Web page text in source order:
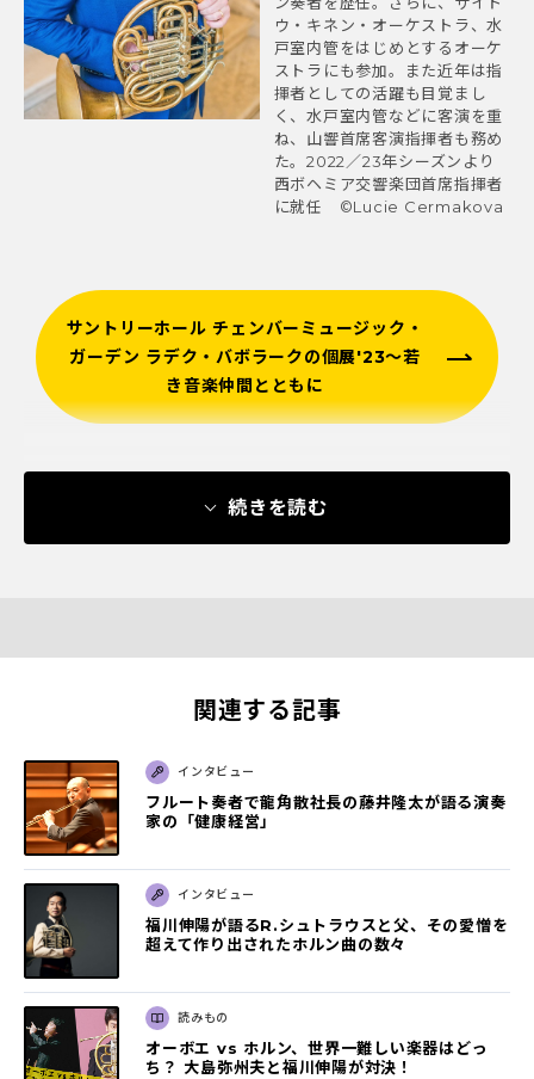
ウ・キネン・オーケストラ、水
戸室内管をはじめとするオーケ
ストラにも参加。また近年は指
揮者としての活躍も目覚まし
く、水戸室内管などに客演を重
ね、山響首席客演指揮者も務め
た。2022／23年シーズンより
西ボヘミア交響楽団首席指揮者
に就任 ©Lucie Cermakova
サントリーホール チェンバーミュージック・
ガーデン ラデク・バボラークの個展'23～若
き音楽仲間とともに
続きを読む
関連する記事
インタビュー
フルート奏者で龍角散社長の藤井隆太が語る演奏
家の「健康経営」
インタビュー
福川伸陽が語るR.シュトラウスと父、その愛憎を
超えて作り出されたホルン曲の数々
読みもの
オーボエ vs ホルン、世界一難しい楽器はどっ
ち？ 大島弥州夫と福川伸陽が対決！